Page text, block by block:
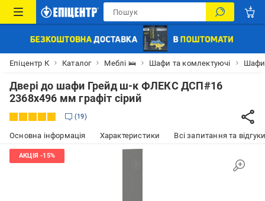
Епіцентр К Каталог Меблі 🛌 Шафи та комлектуючі Шафи
Двері до шафи Грейд ш-к ФЛЕКС ДСП#16
2368х496 мм графіт сірий
19
Основна інформація Характеристики Всі запитання та